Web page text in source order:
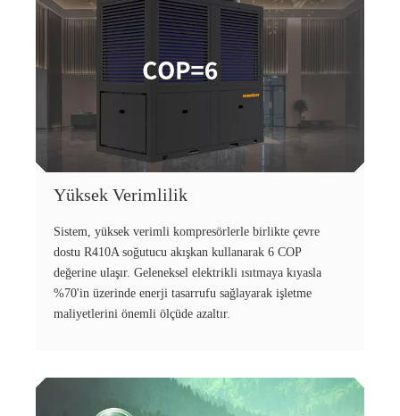
Yüksek Verimlilik
Sistem, yüksek verimli kompresörlerle birlikte çevre
dostu R410A soğutucu akışkan kullanarak 6 COP
değerine ulaşır. Geleneksel elektrikli ısıtmaya kıyasla
%70'in üzerinde enerji tasarrufu sağlayarak işletme
maliyetlerini önemli ölçüde azaltır.